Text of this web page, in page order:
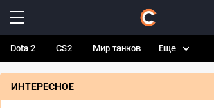
Dota 2 CS2 Мир танков Еще
ИНТЕРЕСНОЕ